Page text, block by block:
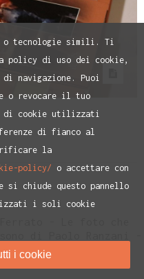
- Le foto che
Cookie Policiy
tecnologie simili. Ti
policy di uso dei cookie,
navigazione. Puoi
o revocare il tuo
di cookie utilizzati
di fianco al
la
policy/ o accettare con
chiude questo pannello
i soli cookie
i cookie